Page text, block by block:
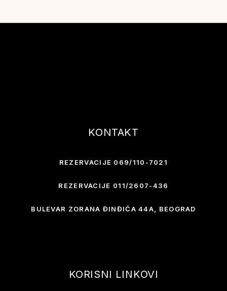
KONTAKT
REZERVACIJE 069/110-7021
REZERVACIJE 011/2607-436
BULEVAR ZORANA ĐINĐIĆA 44A, BEOGRAD
KORISNI LINKOVI